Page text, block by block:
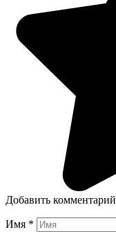
Добавить комментарий
Имя *